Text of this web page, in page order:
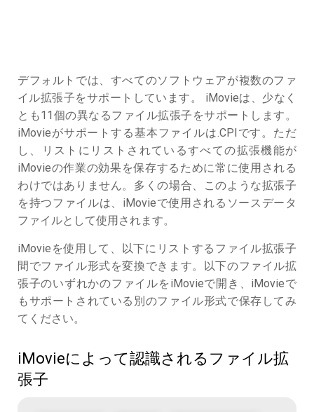
デフォルトでは、すべてのソフトウェアが複数のファ
イル拡張子をサポートしています。 iMovieは、少なく
とも11個の異なるファイル拡張子をサポートします。
iMovieがサポートする基本ファイルは.CPIです。ただ
し、リストにリストされているすべての拡張機能が
iMovieの作業の効果を保存するために常に使用される
わけではありません。多くの場合、このような拡張子
を持つファイルは、iMovieで使用されるソースデータ
ファイルとして使用されます。
iMovieを使用して、以下にリストするファイル拡張子
間でファイル形式を変換できます。以下のファイル拡
張子のいずれかのファイルをiMovieで開き、iMovieで
もサポートされている別のファイル形式で保存してみ
てください。
iMovieによって認識されるファイル拡
張子